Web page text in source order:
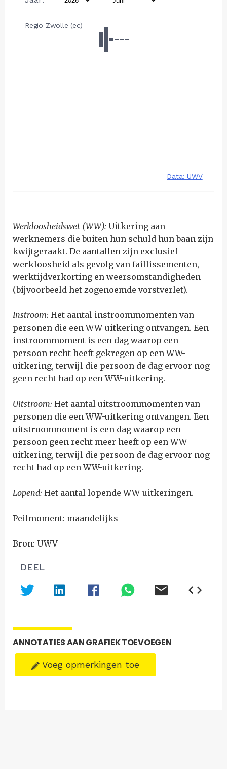
Werkloosheidswet (WW): Uitkering aan
werknemers die buiten hun schuld hun baan zijn
kwijtgeraakt. De aantallen zijn exclusief
werkloosheid als gevolg van faillissementen,
werktijdverkorting en weersomstandigheden
(bijvoorbeeld het zogenoemde vorstverlet).
Instroom: Het aantal instroommomenten van
personen die een WW-uitkering ontvangen. Een
instroommoment is een dag waarop een
persoon recht heeft gekregen op een WW-
uitkering, terwijl die persoon de dag ervoor nog
geen recht had op een WW-uitkering.
Uitstroom: Het aantal uitstroommomenten van
personen die een WW-uitkering ontvangen. Een
uitstroommoment is een dag waarop een
persoon geen recht meer heeft op een WW-
uitkering, terwijl die persoon de dag ervoor nog
recht had op een WW-uitkering.
Lopend: Het aantal lopende WW-uitkeringen.
Peilmoment: maandelijks
Bron: UWV
DEEL
ANNOTATIES AAN GRAFIEK TOEVOEGEN
Voeg opmerkingen toe